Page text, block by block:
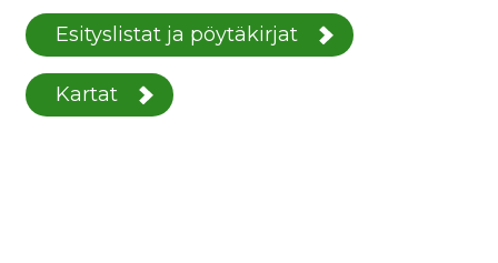
Esityslistat ja pöytäkirjat
Kartat